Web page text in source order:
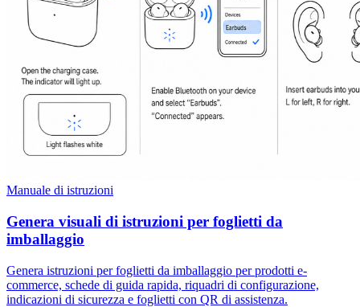
Manuale di istruzioni
Genera visuali di istruzioni per foglietti da
imballaggio
Genera istruzioni per foglietti da imballaggio per prodotti e-
commerce, schede di guida rapida, riquadri di configurazione,
indicazioni di sicurezza e foglietti con QR di assistenza.